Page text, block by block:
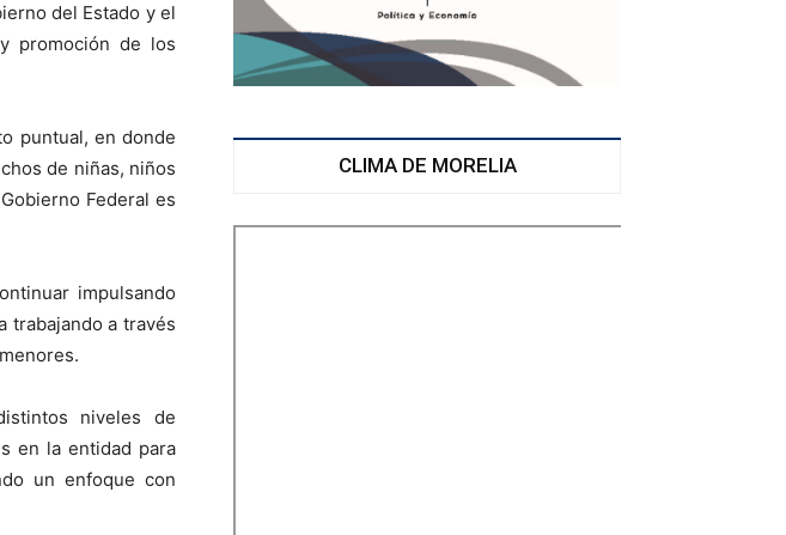
del Estado y el
promoción de los
puntual, en donde
de niñas, niños
Federal es
impulsando
trabajando a través
niveles de
en la entidad para
un enfoque con
CLIMA DE MORELIA